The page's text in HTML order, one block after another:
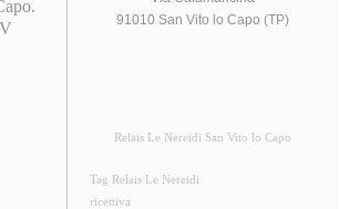
91010 San Vito lo Capo (TP)
Relais Le Nereidi San Vito lo Capo
Tag Relais Le Nereidi
ricettiva